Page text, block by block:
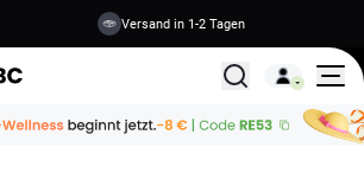
Versand in 1-2 Tagen
Alle